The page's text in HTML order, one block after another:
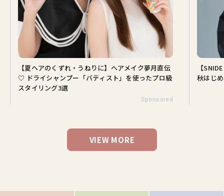
うねりに】ヘアメイク夢月直伝
「バティスト」を使ったプロ級
【SNIDEL】長濱ねるとロマンテ
秋はじめ｜2026秋の新作コーデ4
VIEW MORE